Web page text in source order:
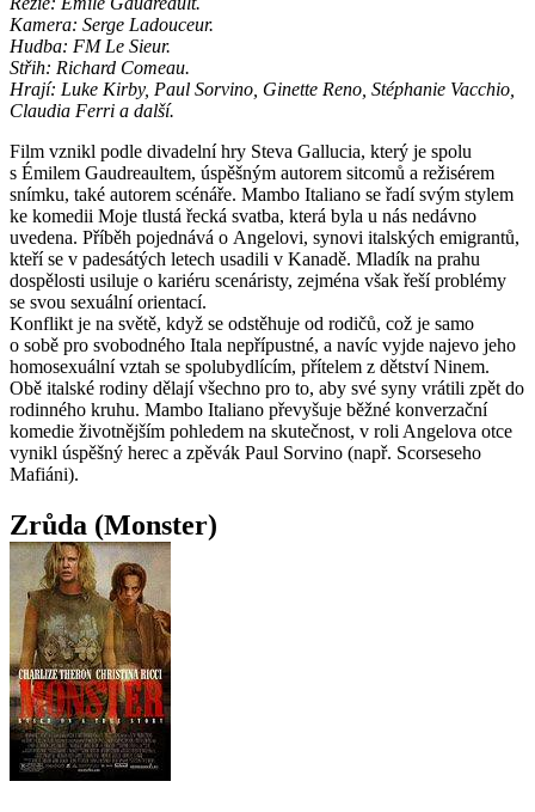
Kamera: Serge Ladouceur.
Hudba: FM Le Sieur.
Střih: Richard Comeau.
Hrají: Luke Kirby, Paul Sorvino, Ginette Reno, Stéphanie Vacchio,
Claudia Ferri a další.
Film vznikl podle divadelní hry Steva Gallucia, který je spolu
s Émilem Gaudreaultem, úspěšným autorem sitcomů a režisérem
snímku, také autorem scénáře. Mambo Italiano se řadí svým stylem
ke komedii Moje tlustá řecká svatba, která byla u nás nedávno
uvedena. Příběh pojednává o Angelovi, synovi italských emigrantů,
kteří se v padesátých letech usadili v Kanadě. Mladík na prahu
dospělosti usiluje o kariéru scenáristy, zejména však řeší problémy
se svou sexuální orientací.
Konflikt je na světě, když se odstěhuje od rodičů, což je samo
o sobě pro svobodného Itala nepřípustné, a navíc vyjde najevo jeho
homosexuální vztah se spolubydlícím, přítelem z dětství Ninem.
Obě italské rodiny dělají všechno pro to, aby své syny vrátili zpět do
rodinného kruhu. Mambo Italiano převyšuje běžné konverzační
komedie životnějším pohledem na skutečnost, v roli Angelova otce
vynikl úspěšný herec a zpěvák Paul Sorvino (např. Scorseseho
Mafiáni).
Zrůda (Monster)